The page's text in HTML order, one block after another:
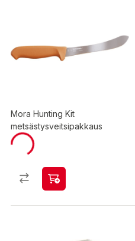
Mora Hunting Kit
metsästysveitsipakkaus